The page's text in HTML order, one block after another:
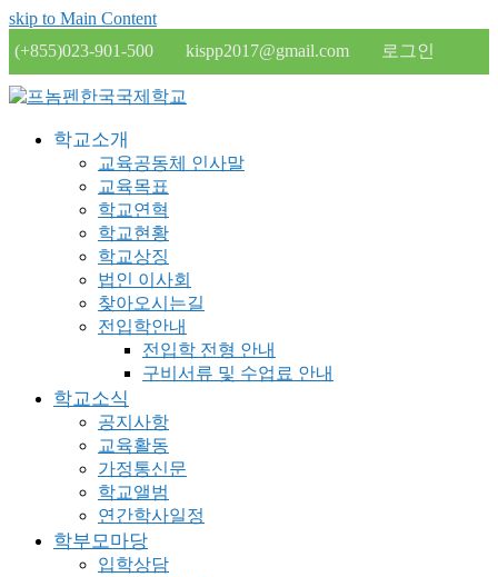
skip to Main Content
(+855)023-901-500
kispp2017@gmail.com 로그인
학교소개
교육공동체 인사말
교육목표
학교연혁
학교현황
학교상징
법인 이사회
찾아오시는길
전입학안내
전입학 전형 안내
구비서류 및 수업료 안내
학교소식
공지사항
교육활동
가정통신문
학교앨범
연간학사일정
학부모마당
입학상담